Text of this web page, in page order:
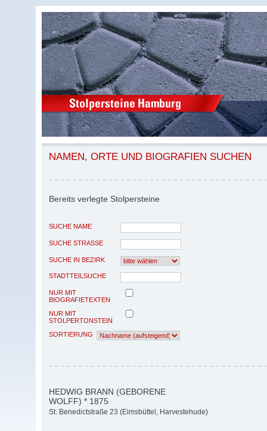
NAMEN, ORTE UND BIOGRAFIEN SUCHEN
Bereits verlegte Stolpersteine
SUCHE NAME
SUCHE STRASSE
SUCHE IN BEZIRK
STADTTEILSUCHE
NUR MIT
BIOGRAFIETEXTEN
NUR MIT
STOLPERTONSTEIN
SORTIERUNG
HEDWIG BRANN (GEBORENE
WOLFF) * 1875
St. Benedictstraße 23 (Eimsbüttel, Harvestehude)